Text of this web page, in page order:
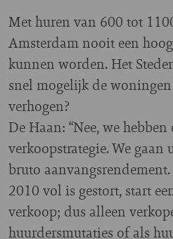
Met huren van 600 tot
Amsterdam nooit een
kunnen worden. Het
snel mogelijk de
verhogen?
De Haan: “Nee, we
verkoopstrategie. We gaan
bruto
2010 vol is gestort, start
verkoop; dus alleen
huurdersmutaties of als